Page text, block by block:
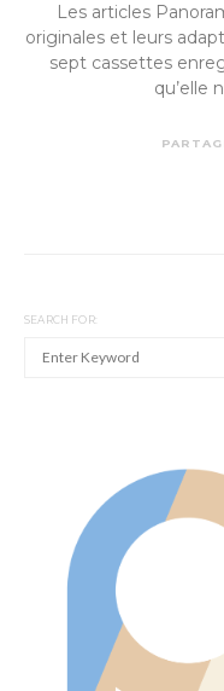
Les articles
originales et leurs
sept cassettes
qu’elle
SEARCH FOR: